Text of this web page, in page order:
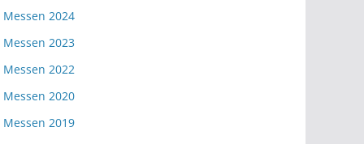
Messen 2024
Messen 2023
Messen 2022
Messen 2020
Messen 2019